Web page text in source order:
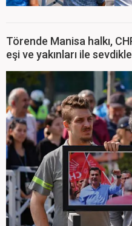
Törende Manisa halkı,
eşi ve yakınları ile